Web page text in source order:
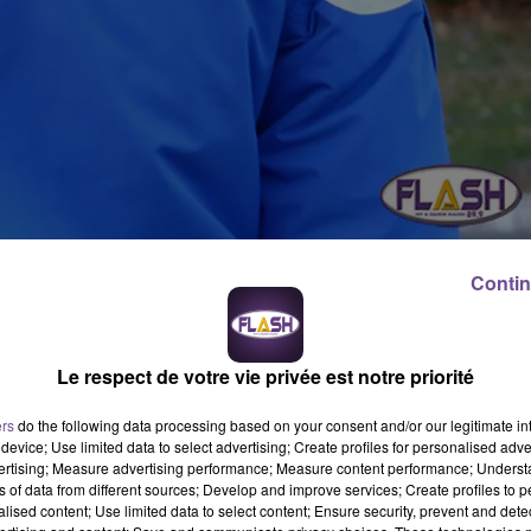
indéterminées, une motocyclette a percuté une voiture
état d'un mort et d'un blessé grave.
Saint-Bonnet-de-Bellac à motocyclette lorsque celle ci a
roues est mort sur le coup, tandis que sa compagne été
du CHU de Limoges, et toujours en soins intensifs.
refus de priorité (la responsabilité reste à cette heure encore
Le respect de votre vie privée est notre priorité
do the following data processing based on your consent and/or our legitimate
Use limited data to select advertising; Create profiles for personalised
Measure advertising performance; Measure content performance;
of data from different sources; Develop and improve services; Create profiles to
content; Use limited data to select content; Ensure security, prevent and